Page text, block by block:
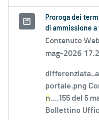
Proroga dei
di ammissione
Contenuto
mag-2026
portale.png
n....155 del 5
Bollettino